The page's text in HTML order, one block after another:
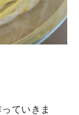
ていきま